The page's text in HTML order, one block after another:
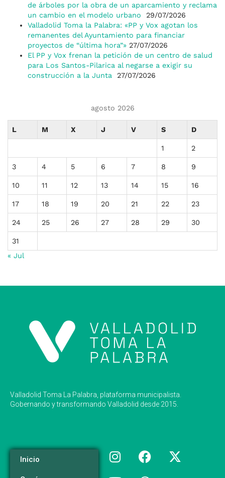
de árboles por la obra de un aparcamiento y reclama
un cambio en el modelo urbano
29/07/2026
Valladolid Toma la Palabra: «PP y Vox agotan los
remanentes del Ayuntamiento para financiar
proyectos de “última hora”» 27/07/2026
El PP y Vox frenan la petición de un centro de salud
para Los Santos-Pilarica al negarse a exigir su
construcción a la Junta
27/07/2026
agosto 2026
L M X J V S D
1 2
3 4 5 6 7 8 9
10 11 12 13 14 15 16
17 18 19 20 21 22 23
24 25 26 27 28 29 30
31
« Jul
Valladolid Toma La Palabra, plataforma municipalista.
Gobernando y transformando Valladolid desde 2015.
Inicio